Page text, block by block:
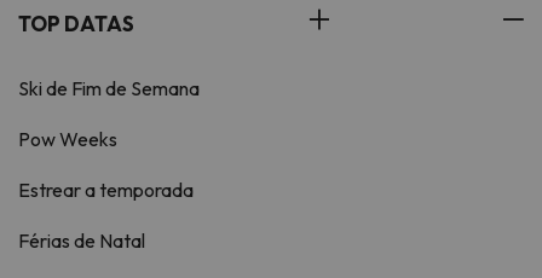
TOP DATAS
Ski de Fim de Semana
Pow Weeks
Estrear a temporada
Férias de Natal